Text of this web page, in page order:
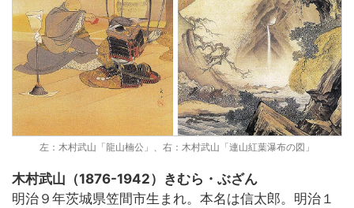
左：木村武山「龍山楠公」、右：木村武山「連山紅葉瀑布の図」
木村武山（1876-1942）きむら・ぶざん
明治９年茨城県笠間市生まれ。本名は信太郎。明治１